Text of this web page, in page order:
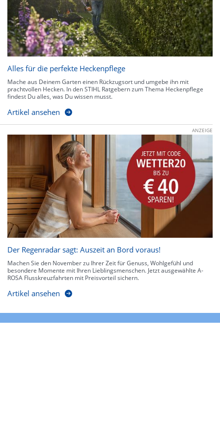
Alles für die perfekte Heckenpflege
Mache aus Deinem Garten einen Rückzugsort und umgebe ihn mit
prachtvollen Hecken. In den STIHL Ratgebern zum Thema Heckenpflege
findest Du alles, was Du wissen musst.
Artikel ansehen
ANZEIGE
Der Regenradar sagt: Auszeit an Bord voraus!
Machen Sie den November zu Ihrer Zeit für Genuss, Wohlgefühl und
besondere Momente mit Ihren Lieblingsmenschen. Jetzt ausgewählte A-
ROSA Flusskreuzfahrten mit Preisvorteil sichern.
Artikel ansehen